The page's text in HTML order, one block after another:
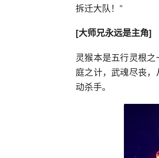
拆迁大队！”
[大师兄永远是主角]
灵猴本是五行灵根
庭之计，武魂尽丧
动杀手。